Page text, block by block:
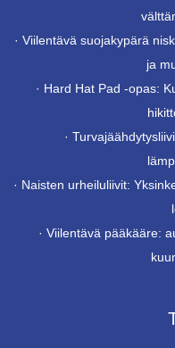
· Viilentävä suojakypärä
ja
· Hard Hat Pad -opas:
·
· Naisten urheiluliivit:
· Viilentävä pääkääre: